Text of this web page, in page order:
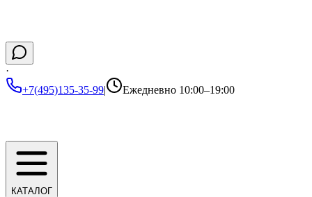
·
+7(495)135-35-99| Ежедневно 10:00–19:00
КАТАЛОГ